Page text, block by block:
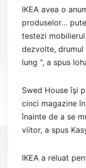
IKEA avea o
produselor…
testezi
dezvolte,
lung “, a spus
Swed House îşi
cinci magazine
înainte de a se
viitor, a spus
IKEA a reluat